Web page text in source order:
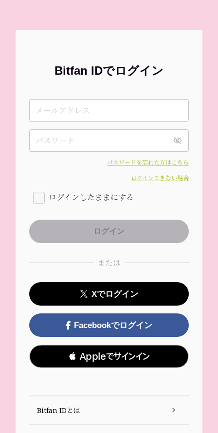
Bitfan IDでログイン
パスワードを忘れた方はこちら
ログインできない場合
ログインしたままにする
または
Xでログイン
Facebookでログイン
 Appleでサインイン
Bitfan IDとは